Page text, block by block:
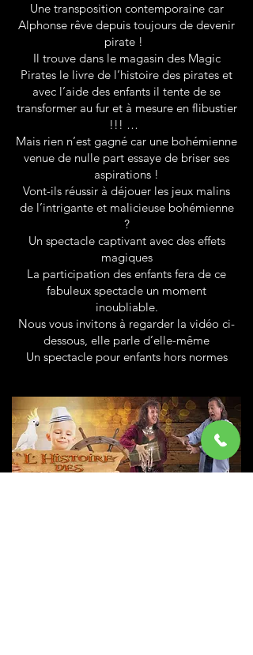
Une transposition contemporaine car
Alphonse rêve depuis toujours de devenir
pirate !
Il trouve dans le magasin des Magic
Pirates le livre de l’histoire des pirates et
avec l’aide des enfants il tente de se
transformer au fur et à mesure en flibustier
!!! …
Mais rien n’est gagné car une bohémienne
venue de nulle part essaye de briser ses
aspirations !
Vont-ils réussir à déjouer les jeux malins
de l’intrigante et malicieuse bohémienne
?
Un spectacle captivant avec des effets
magiques
La participation des enfants fera de ce
fabuleux spectacle un moment
inoubliable.
Nous vous invitons à regarder la vidéo ci-
dessous, elle parle d’elle-même
Un spectacle pour enfants hors normes